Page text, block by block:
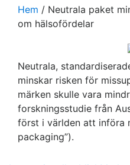
Hem / Neutrala paket
om hälsofördelar
Neutrala,
minskar risken för
märken skulle vara
forskningsstudie från
först i världen att införa
packaging”).